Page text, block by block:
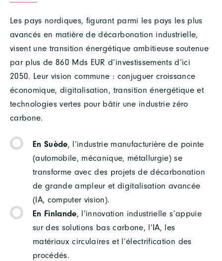
Les pays nordiques, figurant parmi les pays les plus
avancés en matière de décarbonation industrielle,
visent une transition énergétique ambitieuse soutenue
par plus de 860 Mds EUR d’investissements d’ici
2050. Leur vision commune : conjuguer croissance
économique, digitalisation, transition énergétique et
technologies vertes pour bâtir une industrie zéro
carbone.
En Suède, l’industrie manufacturière de pointe
(automobile, mécanique, métallurgie) se
transforme avec des projets de décarbonation
de grande ampleur et digitalisation avancée
(IA, computer vision).
En Finlande, l’innovation industrielle s’appuie
sur des solutions bas carbone, l’IA, les
matériaux circulaires et l’électrification des
procédés.